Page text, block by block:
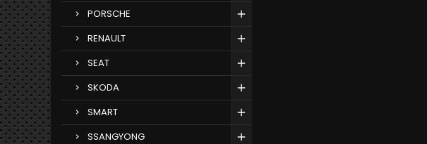
PORSCHE
RENAULT
SEAT
SKODA
SMART
SSANGYONG